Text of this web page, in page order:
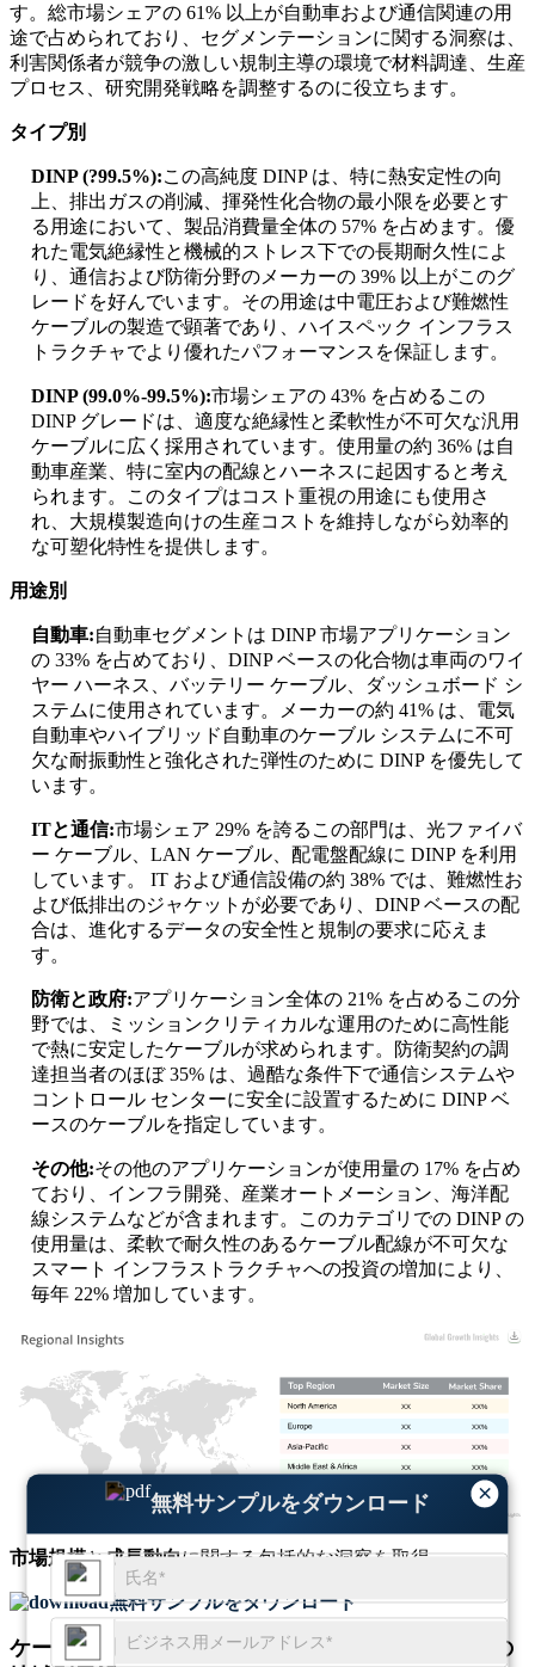
×
無料サンプルをダウンロード
す。総市場シェアの 61% 以上が自動車および通信関連の用
途で占められており、セグメンテーションに関する洞察は、
利害関係者が競争の激しい規制主導の環境で材料調達、生産
プロセス、研究開発戦略を調整するのに役立ちます。
タイプ別
DINP (?99.5%):この高純度 DINP は、特に熱安定性の向
上、排出ガスの削減、揮発性化合物の最小限を必要とす
る用途において、製品消費量全体の 57% を占めます。優
れた電気絶縁性と機械的ストレス下での長期耐久性によ
り、通信および防衛分野のメーカーの 39% 以上がこのグ
レードを好んでいます。その用途は中電圧および難燃性
ケーブルの製造で顕著であり、ハイスペック インフラス
トラクチャでより優れたパフォーマンスを保証します。
DINP (99.0%-99.5%):市場シェアの 43% を占めるこの
DINP グレードは、適度な絶縁性と柔軟性が不可欠な汎用
ケーブルに広く採用されています。使用量の約 36% は自
動車産業、特に室内の配線とハーネスに起因すると考え
られます。このタイプはコスト重視の用途にも使用さ
れ、大規模製造向けの生産コストを維持しながら効率的
な可塑化特性を提供します。
用途別
自動車:自動車セグメントは DINP 市場アプリケーション
の 33% を占めており、DINP ベースの化合物は車両のワイ
ヤー ハーネス、バッテリー ケーブル、ダッシュボード シ
ステムに使用されています。メーカーの約 41% は、電気
自動車やハイブリッド自動車のケーブル システムに不可
欠な耐振動性と強化された弾性のために DINP を優先して
います。
ITと通信:市場シェア 29% を誇るこの部門は、光ファイバ
ー ケーブル、LAN ケーブル、配電盤配線に DINP を利用
しています。 IT および通信設備の約 38% では、難燃性お
よび低排出のジャケットが必要であり、DINP ベースの配
合は、進化するデータの安全性と規制の要求に応えま
す。
防衛と政府:アプリケーション全体の 21% を占めるこの分
野では、ミッションクリティカルな運用のために高性能
で熱に安定したケーブルが求められます。防衛契約の調
達担当者のほぼ 35% は、過酷な条件下で通信システムや
コントロール センターに安全に設置するために DINP ベ
ースのケーブルを指定しています。
その他:その他のアプリケーションが使用量の 17% を占め
ており、インフラ開発、産業オートメーション、海洋配
線システムなどが含まれます。このカテゴリでの DINP の
使用量は、柔軟で耐久性のあるケーブル配線が不可欠な
スマート インフラストラクチャへの投資の増加により、
毎年 22% 増加しています。
XX%
XX
XX%
XX
XX%
XX
XX%
XX
市場規模と成長動向に関する包括的な洞察を取得
無料サンプルをダウンロード
ケーブル用途フタル酸ジイソノニル（DINP）市場の